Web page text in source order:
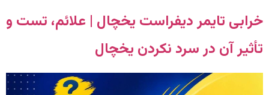
خرابی تایمر دیفراست یخچال | علائم، تست و
تأثیر آن در سرد نکردن یخچال